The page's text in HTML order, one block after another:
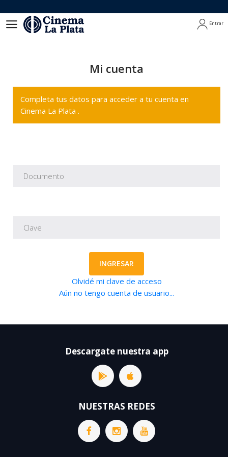
Entrar
Mi cuenta
Completa tus datos para acceder a tu cuenta en
Cinema La Plata .
INGRESAR
Olvidé mi clave de acceso
Aún no tengo cuenta de usuario...
Descargate nuestra app
NUESTRAS REDES